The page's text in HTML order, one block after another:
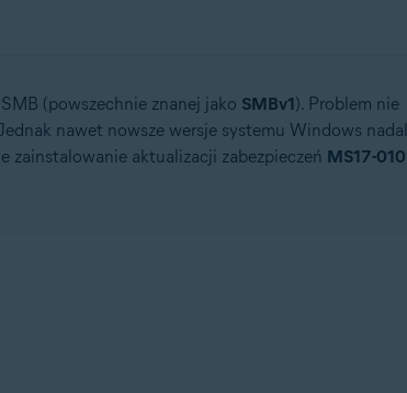
(powszechnie znanej jako SMBv1). Problem nie
nawet nowsze wersje systemu Windows nadal
zainstalowanie aktualizacji zabezpieczeń MS17-010